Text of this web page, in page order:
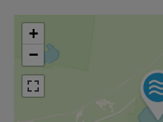
+
−
danych z formularza
w przypadku rezerwacji
itp). Więcej informacji o
serwisu w
Regulaminie
Administratorem Twoich
Reklamowa Kreacja Monika